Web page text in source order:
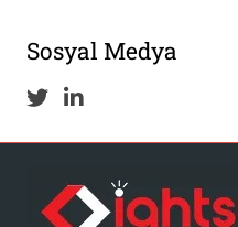
Sosyal Medya